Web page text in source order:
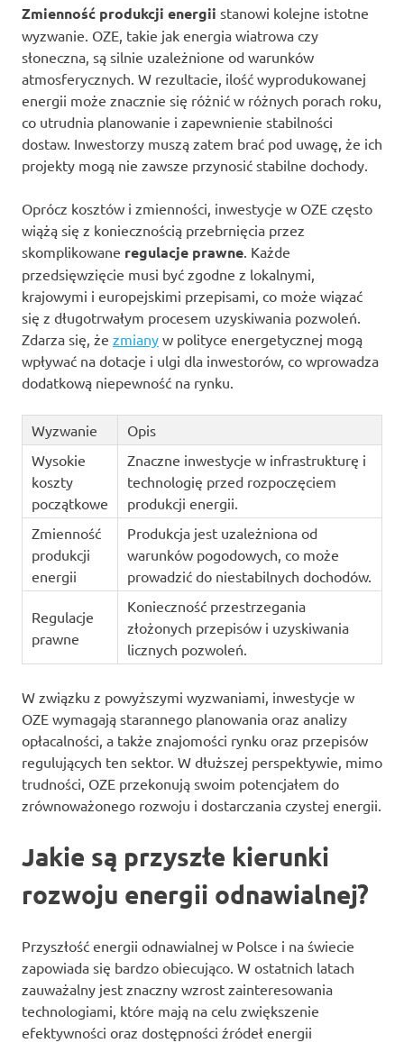
Zmienność produkcji energii stanowi kolejne istotne
wyzwanie. OZE, takie jak energia wiatrowa czy
słoneczna, są silnie uzależnione od warunków
atmosferycznych. W rezultacie, ilość wyprodukowanej
energii może znacznie się różnić w różnych porach roku,
co utrudnia planowanie i zapewnienie stabilności
dostaw. Inwestorzy muszą zatem brać pod uwagę, że ich
projekty mogą nie zawsze przynosić stabilne dochody.
Oprócz kosztów i zmienności, inwestycje w OZE często
wiążą się z koniecznością przebrnięcia przez
skomplikowane regulacje prawne. Każde
przedsięwzięcie musi być zgodne z lokalnymi,
krajowymi i europejskimi przepisami, co może wiązać
się z długotrwałym procesem uzyskiwania pozwoleń.
Zdarza się, że zmiany w polityce energetycznej mogą
wpływać na dotacje i ulgi dla inwestorów, co wprowadza
dodatkową niepewność na rynku.
Wyzwanie
Opis
Wysokie
koszty
początkowe
Znaczne inwestycje w infrastrukturę i
technologię przed rozpoczęciem
produkcji energii.
Zmienność
produkcji
energii
Produkcja jest uzależniona od
warunków pogodowych, co może
prowadzić do niestabilnych dochodów.
Regulacje
prawne
Konieczność przestrzegania
złożonych przepisów i uzyskiwania
licznych pozwoleń.
W związku z powyższymi wyzwaniami, inwestycje w
OZE wymagają starannego planowania oraz analizy
opłacalności, a także znajomości rynku oraz przepisów
regulujących ten sektor. W dłuższej perspektywie, mimo
trudności, OZE przekonują swoim potencjałem do
zrównoważonego rozwoju i dostarczania czystej energii.
Jakie są przyszłe kierunki
rozwoju energii odnawialnej?
Przyszłość energii odnawialnej w Polsce i na świecie
zapowiada się bardzo obiecująco. W ostatnich latach
zauważalny jest znaczny wzrost zainteresowania
technologiami, które mają na celu zwiększenie
efektywności oraz dostępności źródeł energii